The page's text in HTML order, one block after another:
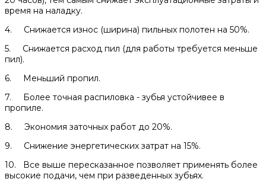
время на наладку.
4. Снижается износ (ширина) пильных полотен на 50%.
5. Снижается расход пил (для работы требуется меньше
пил).
6. Меньший пропил.
7. Более точная распиловка - зубья устойчивее в
пропиле.
8. Экономия заточных работ до 20%.
9. Снижение энергетических затрат на 15%.
10. Все выше пересказанное позволяет применять более
высокие подачи, чем при разведенных зубьях.